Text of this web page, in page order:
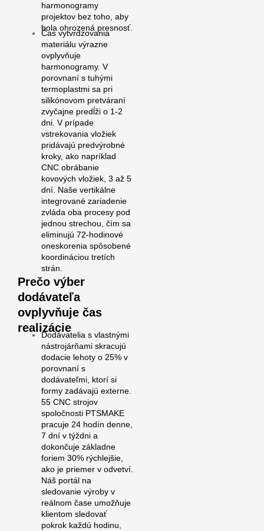
harmonogramy
projektov bez toho, aby
bola ohrozená presnosť.
Čas vytvrdzovania
materiálu výrazne
ovplyvňuje
harmonogramy. V
porovnaní s tuhými
termoplastmi sa pri
silikónovom pretváraní
zvyčajne predĺži o 1-2
dni. V prípade
vstrekovania vložiek
pridávajú predvýrobné
kroky, ako napríklad
CNC obrábanie
kovových vložiek, 3 až 5
dní. Naše vertikálne
integrované zariadenie
zvláda oba procesy pod
jednou strechou, čím sa
eliminujú 72-hodinové
oneskorenia spôsobené
koordináciou tretích
strán.
Prečo výber
dodávateľa
ovplyvňuje čas
realizácie
Dodávatelia s vlastnými
nástrojárňami skracujú
dodacie lehoty o 25% v
porovnaní s
dodávateľmi, ktorí si
formy zadávajú externe.
55 CNC strojov
spoločnosti PTSMAKE
pracuje 24 hodín denne,
7 dní v týždni a
dokončuje základne
foriem 30% rýchlejšie,
ako je priemer v odvetví.
Náš portál na
sledovanie výroby v
reálnom čase umožňuje
klientom sledovať
pokrok každú hodinu,